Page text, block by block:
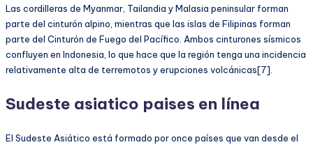
Las cordilleras de Myanmar, Tailandia y Malasia peninsular forman
parte del cinturón alpino, mientras que las islas de Filipinas forman
parte del Cinturón de Fuego del Pacífico. Ambos cinturones sísmicos
confluyen en Indonesia, lo que hace que la región tenga una incidencia
relativamente alta de terremotos y erupciones volcánicas[7].
Sudeste asiatico paises en línea
El Sudeste Asiático está formado por once países que van desde el